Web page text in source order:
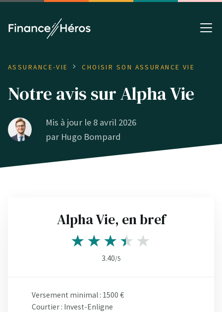
ASSURANCE-VIE CHOISIR SON ASSURANCE VIE
Notre avis sur Alpha Vie
Mis à jour le 8 avril 2026
par Hugo Bompard
Alpha Vie, en bref
3.40/5
Versement minimal : 1500 €
Courtier : Invest-Enligne